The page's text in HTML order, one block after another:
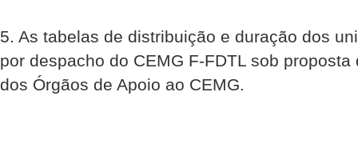
5. As tabelas de distribuição e duração dos
por despacho do CEMG F-FDTL sob
dos Órgãos de Apoio ao CEMG.